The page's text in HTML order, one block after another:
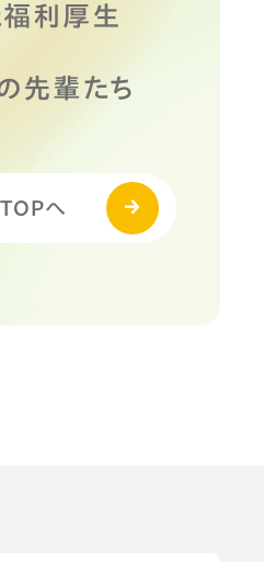
利厚生
先輩たち
へ